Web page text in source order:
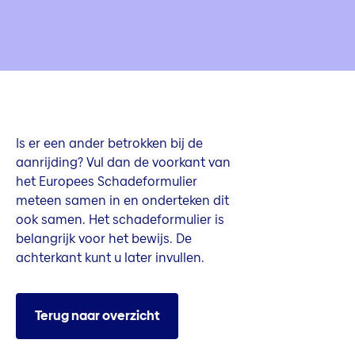
Is er een ander betrokken bij de
aanrijding? Vul dan de voorkant van
het Europees Schadeformulier
meteen samen in en onderteken dit
ook samen. Het schadeformulier is
belangrijk voor het bewijs. De
achterkant kunt u later invullen.
Terug naar overzicht